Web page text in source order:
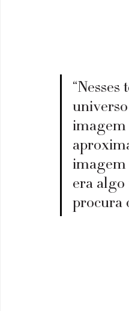
imagem
imagem
era algo
procura